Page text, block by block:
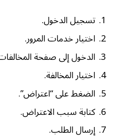
تسجيل الدخول.
اختيار خدمات المرور.
الدخول إلى صفحة
اختيار المخالفة.
الضغط على “اعتراض”.
كتابة سبب الاعتراض.
إرسال الطلب.